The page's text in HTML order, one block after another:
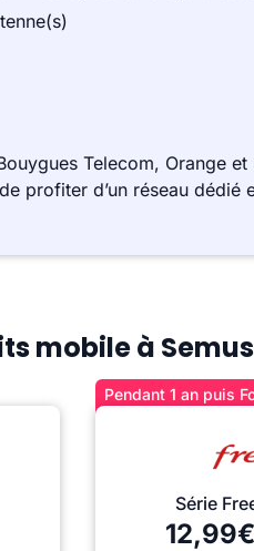
Telecom, Orange
profiter d’un réseau dédié
mobile à
Pendant 1 an puis
Série